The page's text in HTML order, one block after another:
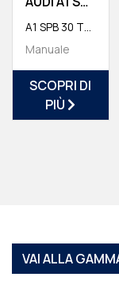
Manuale
SCOPRI DI
PIÙ
VAI ALLA